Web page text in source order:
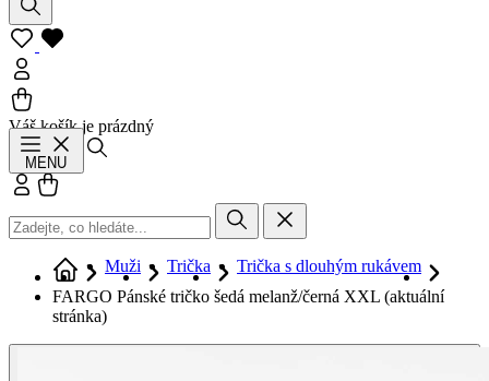
Váš košík je prázdný
MENU
Přihlásit se
Muži Trička
Trička s dlouhým rukávem
FARGO Pánské tričko šedá melanž/černá XXL (aktuální
stránka)